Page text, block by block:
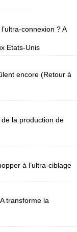
connexion ? A
Etats-Unis
encore (Retour à
la production de
à l’ultra-ciblage
transforme la